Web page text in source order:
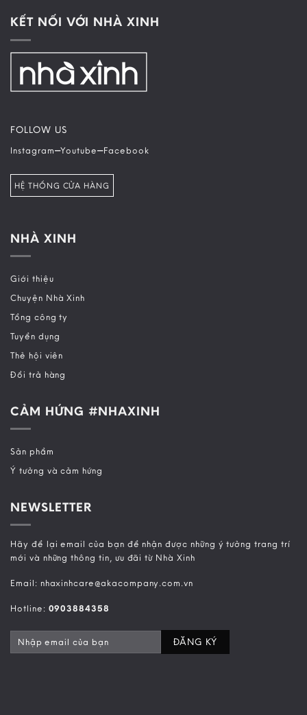
KẾT NỐI VỚI NHÀ XINH
FOLLOW US
Instagram–Youtube–Facebook
HỆ THỐNG CỬA HÀNG
NHÀ XINH
Giới thiệu
Chuyện Nhà Xinh
Tổng công ty
Tuyển dụng
Thẻ hội viên
Đổi trả hàng
CẢM HỨNG #NHAXINH
Sản phẩm
Ý tưởng và cảm hứng
NEWSLETTER
Hãy để lại email của bạn để nhận được những ý tưởng trang trí
mới và những thông tin, ưu đãi từ Nhà Xinh
Email: nhaxinhcare@akacompany.com.vn
Hotline: 0903884358